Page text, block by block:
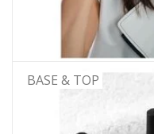
BASE & TOP